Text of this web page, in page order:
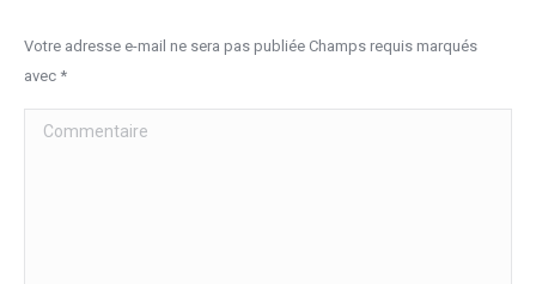
Votre adresse e-mail ne sera pas publiée Champs requis marqués
avec *
Commentaire